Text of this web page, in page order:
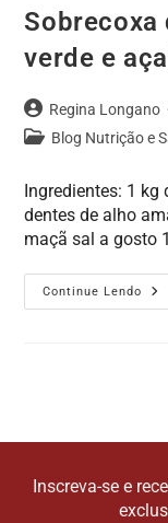
Sobrecoxa
verde e
Regina Longano
Blog Nutrição e
Ingredientes: 1
dentes de alho
maçã sal a gosto
Continue Lendo
Inscreva-se e